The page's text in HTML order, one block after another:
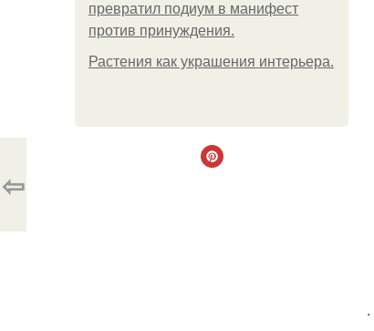
превратил подиум в манифест
против принуждения.
Растения как украшения интерьера.
.
⇦